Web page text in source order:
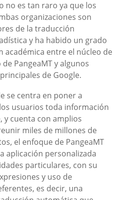
no es tan raro ya que los
organizaciones son
de la traducción
y ha habido un grado
académica entre el núcleo de
PangeaMT y algunos
de Google.
se centra en poner a
usuarios toda información
y cuenta con amplios
miles de millones de
el enfoque de PangeaMT
aplicación personalizada
particulares, con su
y uso de
es decir, una